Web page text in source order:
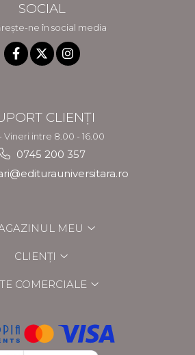
SOCIAL
ne în social media
CLIENȚI
Vineri intre 8.00 - 16.00
0745 200 357
MEU
CLIENȚI
COMERCIALE